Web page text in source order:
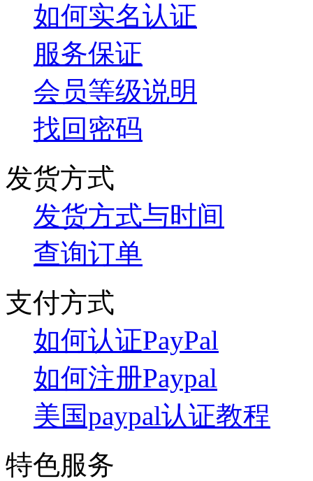
如何实名认证
服务保证
会员等级说明
找回密码
发货方式
发货方式与时间
查询订单
支付方式
如何认证PayPal
如何注册Paypal
美国paypal认证教程
特色服务